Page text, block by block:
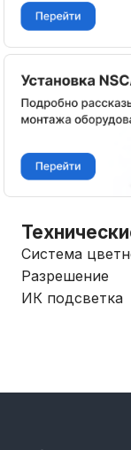
Система
Разрешение
ИК подсветка